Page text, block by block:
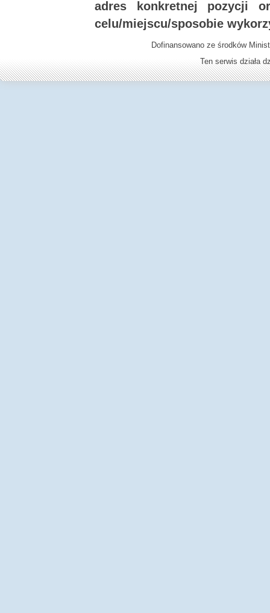
adres konkretnej pozycji
celu/miejscu/sposobie
Dofinansowano ze środków
Ten serwis działa